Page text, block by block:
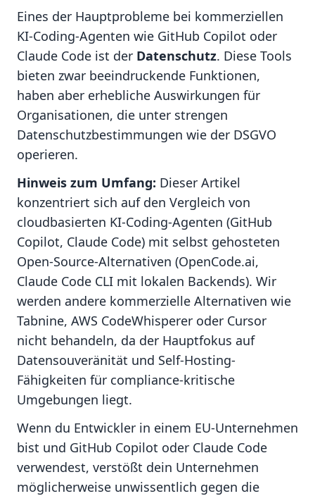
Eines der Hauptprobleme bei kommerziellen
KI-Coding-Agenten wie GitHub Copilot oder
Claude Code ist der Datenschutz. Diese Tools
bieten zwar beeindruckende Funktionen,
haben aber erhebliche Auswirkungen für
Organisationen, die unter strengen
Datenschutzbestimmungen wie der DSGVO
operieren.
Hinweis zum Umfang: Dieser Artikel
konzentriert sich auf den Vergleich von
cloudbasierten KI-Coding-Agenten (GitHub
Copilot, Claude Code) mit selbst gehosteten
Open-Source-Alternativen (OpenCode.ai,
Claude Code CLI mit lokalen Backends). Wir
werden andere kommerzielle Alternativen wie
Tabnine, AWS CodeWhisperer oder Cursor
nicht behandeln, da der Hauptfokus auf
Datensouveränität und Self-Hosting-
Fähigkeiten für compliance-kritische
Umgebungen liegt.
Wenn du Entwickler in einem EU-Unternehmen
bist und GitHub Copilot oder Claude Code
verwendest, verstößt dein Unternehmen
möglicherweise unwissentlich gegen die